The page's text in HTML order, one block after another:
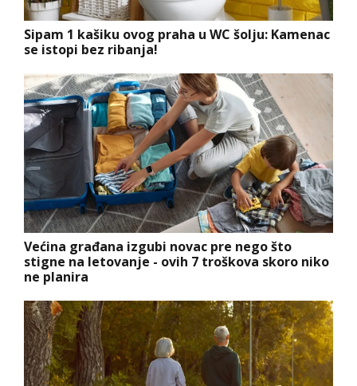
Sipam 1 kašiku ovog praha u WC šolju: Kamenac
se istopi bez ribanja!
Većina građana izgubi novac pre nego što
stigne na letovanje - ovih 7 troškova skoro niko
ne planira